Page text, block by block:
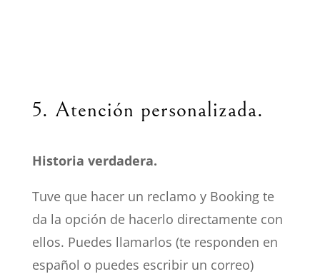
5. Atención personalizada.
Historia verdadera.
Tuve que hacer un reclamo y Booking te
da la opción de hacerlo directamente con
ellos. Puedes llamarlos (te responden en
español o puedes escribir un correo)